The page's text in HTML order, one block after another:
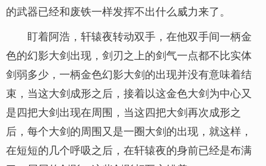
的武器已经和废铁一样发挥不出什么威力来了。
盯着阿浩，轩辕夜转动双手，在他双手间一柄金
色的幻影大剑出现，剑刃之上的剑气一点都不比实体
剑弱多少，一柄金色幻影大剑的出现并没有意味着结
束，当这大剑成形之后，接着以这金色大剑为中心又
是四把大剑出现在周围，当这四把大剑再次成形之
后，每个大剑的周围又是一圈大剑的出现，就这样，
在短短的几个呼吸之后，在轩辕夜的身前已经是布满